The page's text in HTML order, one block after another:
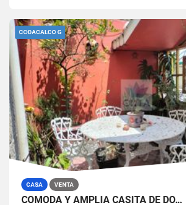
CCOACALCO G
CASA VENTA
CÓMODA Y AMPLIA CASITA DE DO…